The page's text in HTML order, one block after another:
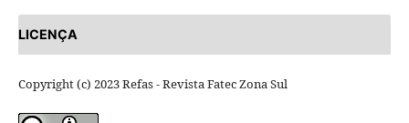
LICENÇA
Copyright (c) 2023 Refas - Revista Fatec Zona Sul